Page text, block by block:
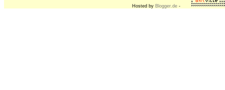
Hosted by Blogger.de-